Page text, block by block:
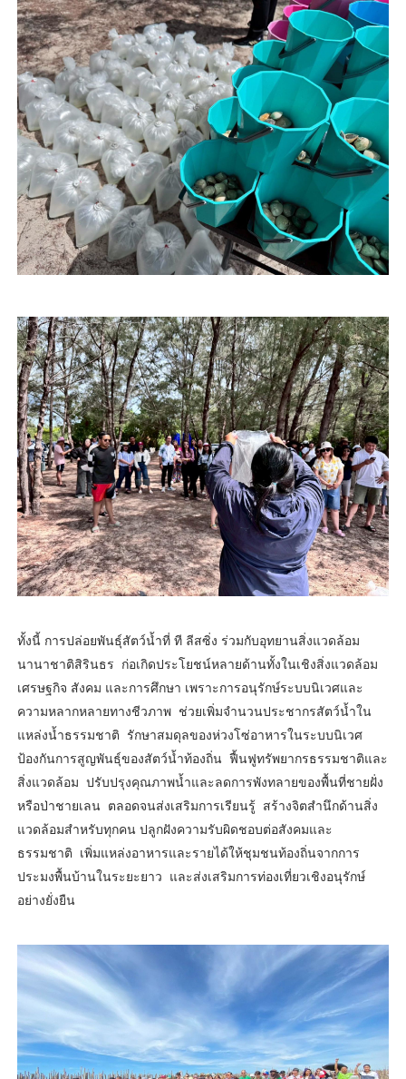
ทั้งนี้ การปล่อยพันธุ์สัตว์น้ำที่ ที ลีสซิ่ง ร่วมกับอุทยานสิ่งแวดล้อม
นานาชาติสิรินธร ก่อเกิดประโยชน์หลายด้านทั้งในเชิงสิ่งแวดล้อม
เศรษฐกิจ สังคม และการศึกษา เพราะการอนุรักษ์ระบบนิเวศและ
ความหลากหลายทางชีวภาพ ช่วยเพิ่มจำนวนประชากรสัตว์น้ำใน
แหล่งน้ำธรรมชาติ รักษาสมดุลของห่วงโซ่อาหารในระบบนิเวศ
ป้องกันการสูญพันธุ์ของสัตว์น้ำท้องถิ่น ฟื้นฟูทรัพยากรธรรมชาติและ
สิ่งแวดล้อม ปรับปรุงคุณภาพน้ำและลดการพังทลายของพื้นที่ชายฝั่ง
หรือป่าชายเลน ตลอดจนส่งเสริมการเรียนรู้ สร้างจิตสำนึกด้านสิ่ง
แวดล้อมสำหรับทุกคน ปลูกฝังความรับผิดชอบต่อสังคมและ
ธรรมชาติ เพิ่มแหล่งอาหารและรายได้ให้ชุมชนท้องถิ่นจากการ
ประมงพื้นบ้านในระยะยาว และส่งเสริมการท่องเที่ยวเชิงอนุรักษ์
อย่างยั่งยืน